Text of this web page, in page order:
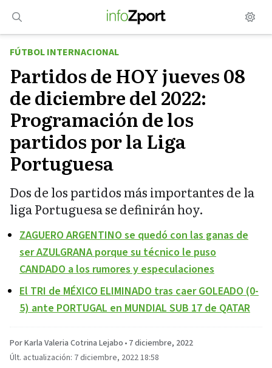
contenido
FÚTBOL INTERNACIONAL
Partidos de HOY jueves 08
de diciembre del 2022:
Programación de los
partidos por la Liga
Portuguesa
Dos de los partidos más importantes de la
liga Portuguesa se definirán hoy.
ZAGUERO ARGENTINO se quedó con las ganas de
ser AZULGRANA porque su técnico le puso
CANDADO a los rumores y especulaciones
El TRI de MÉXICO ELIMINADO tras caer GOLEADO (0-
5) ante PORTUGAL en MUNDIAL SUB 17 de QATAR
Por Karla Valeria Cotrina Lejabo • 7 diciembre, 2022
Últ. actualización: 7 diciembre, 2022 18:58